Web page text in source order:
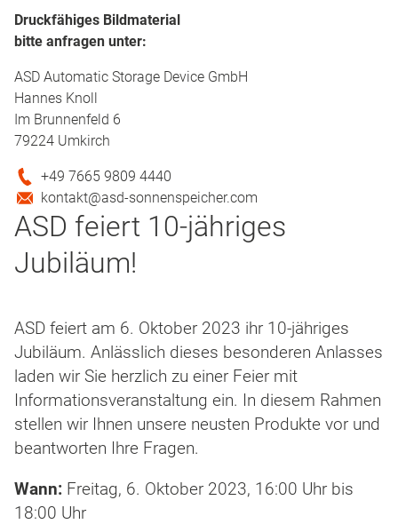
Druckfähiges Bildmaterial
bitte anfragen unter:
ASD Automatic Storage Device GmbH
Hannes Knoll
Im Brunnenfeld 6
79224 Umkirch
+49 7665 9809 4440
kontakt@asd-sonnenspeicher.com
ASD feiert 10-jähriges
Jubiläum!
ASD feiert am 6. Oktober 2023 ihr 10-jähriges
Jubiläum. Anlässlich dieses besonderen Anlasses
laden wir Sie herzlich zu einer Feier mit
Informationsveranstaltung ein. In diesem Rahmen
stellen wir Ihnen unsere neusten Produkte vor und
beantworten Ihre Fragen.
Wann: Freitag, 6. Oktober 2023, 16:00 Uhr bis
18:00 Uhr